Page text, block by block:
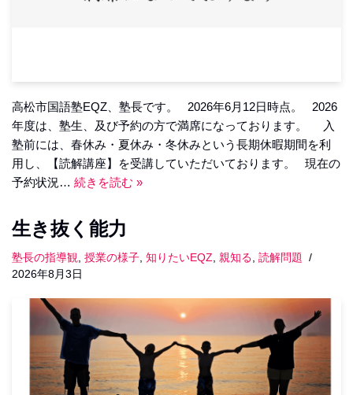
高松市国語塾EQZ、塾長です。 2026年6月12日時点。 2026
年度は、塾生、及び予約の方で満席になっております。 入
塾前には、春休み・夏休み・冬休みという長期休暇期間を利
用し、【読解講座】を受講していただいております。 現在の
予約状況… 続きを読む »
生き抜く能力
塾長の指導観 授業の様子 知りたいEQZ 親知る 読解問題
2026年8月3日